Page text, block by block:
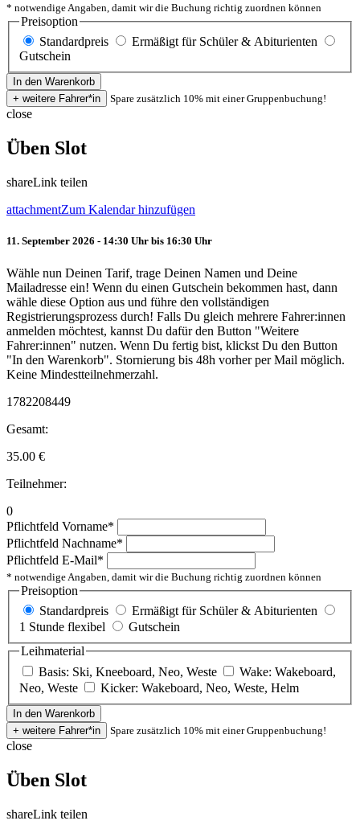
* notwendige Angaben, damit wir die Buchung richtig zuordnen können
Preisoption
Standardpreis
Ermäßigt für Schüler & Abiturienten
Gutschein
Spare zusätzlich 10% mit einer Gruppenbuchung!
close
Üben Slot
shareLink teilen
attachmentZum Kalendar hinzufügen
11. September 2026 - 14:30 Uhr bis 16:30 Uhr
Wähle nun Deinen Tarif, trage Deinen Namen und Deine
Mailadresse ein! Wenn du einen Gutschein bekommen hast, dann
wähle diese Option aus und führe den vollständigen
Registrierungsprozess durch! Falls Du gleich mehrere Fahrer:innen
anmelden möchtest, kannst Du dafür den Button "Weitere
Fahrer:innen" nutzen. Wenn Du fertig bist, klickst Du den Button
"In den Warenkorb". Stornierung bis 48h vorher per Mail möglich.
Keine Mindestteilnehmerzahl.
1782208449
Gesamt:
35.00 €
Teilnehmer:
0
Pflichtfeld Vorname*
Pflichtfeld Nachname*
Pflichtfeld E-Mail*
* notwendige Angaben, damit wir die Buchung richtig zuordnen können
Preisoption
Standardpreis
Ermäßigt für Schüler & Abiturienten
1 Stunde flexibel
Gutschein
Leihmaterial
Basis: Ski, Kneeboard, Neo, Weste
Wake: Wakeboard,
Neo, Weste
Kicker: Wakeboard, Neo, Weste, Helm
Spare zusätzlich 10% mit einer Gruppenbuchung!
close
Üben Slot
shareLink teilen